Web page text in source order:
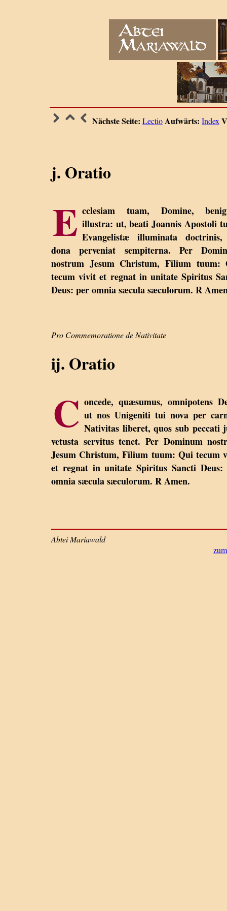
Nächste Seite: LectioAufwärts: Index
j. Oratio
E cclesiam tuam, Domine,
illustra: ut, beati Joannis Apostoli
Evangelistæ illuminata
dona perveniat sempiterna. Per
nostrum Jesum Christum, Filium tuum:
tecum vivit et regnat in unitate Spiritus
Deus: per omnia sæcula sæculorum. R
Pro Commemoratione de Nativitate
ij. Oratio
C oncede, quæsumus, omnipotens
ut nos Unigeniti tui nova per
Nativitas liberet, quos sub peccati
vetusta servitus tenet. Per Dominum
Jesum Christum, Filium tuum: Qui tecum
et regnat in unitate Spiritus Sancti Deus:
omnia sæcula sæculorum. R Amen.
Abtei Mariawald